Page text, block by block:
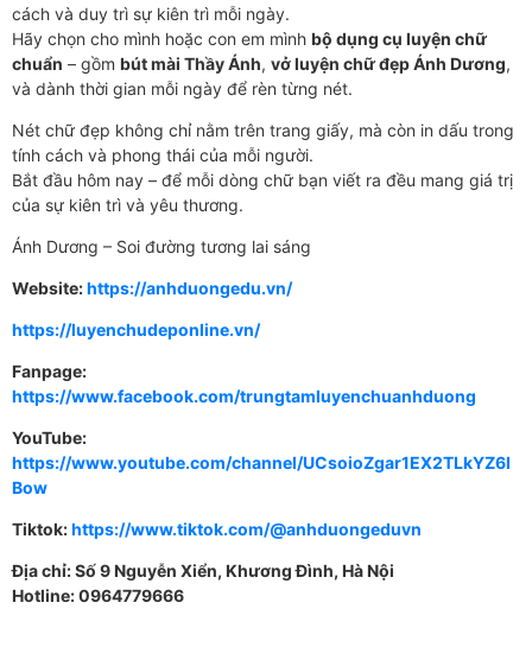
cách và duy trì sự kiên trì mỗi ngày.
Hãy chọn cho mình hoặc con em mình bộ dụng cụ luyện chữ
chuẩn – gồm bút mài Thầy Ánh, vở luyện chữ đẹp Ánh Dương,
và dành thời gian mỗi ngày để rèn từng nét.
Nét chữ đẹp không chỉ nằm trên trang giấy, mà còn in dấu trong
tính cách và phong thái của mỗi người.
Bắt đầu hôm nay – để mỗi dòng chữ bạn viết ra đều mang giá trị
của sự kiên trì và yêu thương.
Ánh Dương – Soi đường tương lai sáng
Website:https://anhduongedu.vn/
https://luyenchudeponline.vn/
Fanpage:
https://www.facebook.com/trungtamluyenchuanhduong
YouTube:
https://www.youtube.com/channel/UCsoioZgar1EX2TLkYZ6I
Bow
Tiktok:https://www.tiktok.com/@anhduongeduvn
Địa chỉ: Số 9 Nguyễn Xiển, Khương Đình, Hà Nội
Hotline: 0964779666